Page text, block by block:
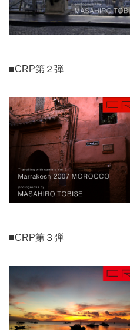
■CRP第２弾
■CRP第３弾